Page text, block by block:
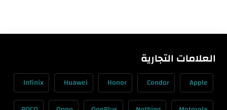
العلامات التجارية
Apple
Condor
Honor
Huawei
Infinix